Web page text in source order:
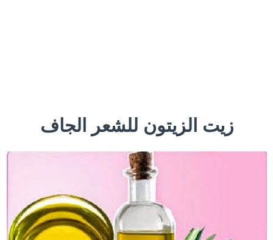
زيت الزيتون للشعر الجاف